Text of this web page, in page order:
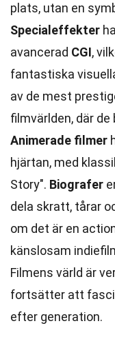
plats, utan en
Specialeffekter
avancerad CGI,
fantastiska
av de mest
filmvärlden, där
Animerade filmer
hjärtan, med
Story". Biografer
dela skratt, tårar
om det är en
känslosam
Filmens värld är
fortsätter att
efter generation.